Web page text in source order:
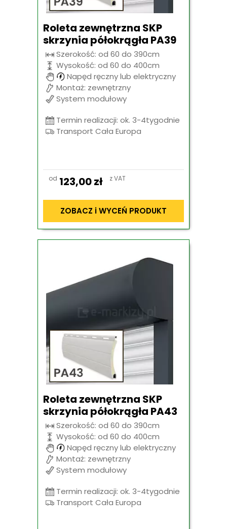
Roleta zewnętrzna SKP
skrzynia półokrągła PA39
Szerokość: od 60 do 390cm
Wysokość: od 60 do 400cm
Napęd ręczny lub elektryczny
Montaż: zewnętrzny
System modułowy
Termin realizacji: ok. 3-4tygodnie
Transport Cała Europa
od 123,00zł z VAT
ZOBACZ i WYCEŃ PRODUKT
Roleta zewnętrzna SKP
skrzynia półokrągła PA43
Szerokość: od 60 do 390cm
Wysokość: od 60 do 400cm
Napęd ręczny lub elektryczny
Montaż: zewnętrzny
System modułowy
Termin realizacji: ok. 3-4tygodnie
Transport Cała Europa